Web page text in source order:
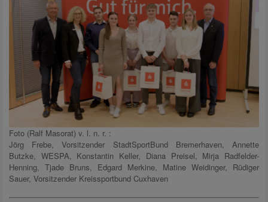
Foto (Ralf Masorat) v. l. n. r. :
Jörg Frebe, Vorsitzender StadtSportBund Bremerhaven, Annette
Butzke, WESPA, Konstantin Keller, Diana Preisel, Mirja Radfelder-
Henning, Tjade Bruns, Edgard Merkine, Matine Weidinger, Rüdiger
Sauer, Vorsitzender Kreissportbund Cuxhaven